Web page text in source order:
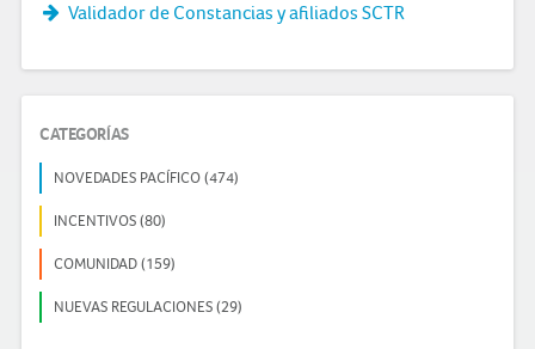
Validador de Constancias y afiliados SCTR
CATEGORÍAS
NOVEDADES PACÍFICO (474)
INCENTIVOS (80)
COMUNIDAD (159)
NUEVAS REGULACIONES (29)